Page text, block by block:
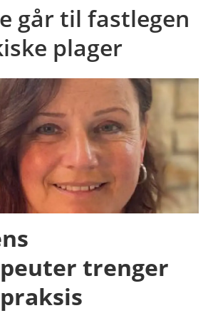
går til fastlegen
plager
trenger